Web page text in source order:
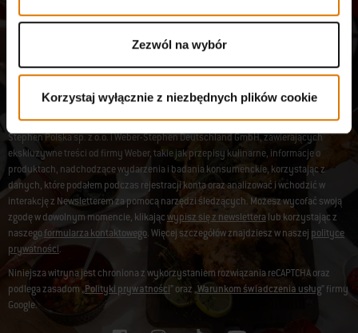
Zezwól na wybór
Korzystaj wyłącznie z niezbędnych plików cookie
Adres e-mail Zapisz się
Zarejestruj mnie w celu otrzymywania wiadomości drogą elektroniczną od Weber-
Stephen Polska sp. z o.o. i Weber-Stephen Deutschland GmbH, zawierających
ekskluzywne treści od firmy Weber, takie jak przepisy kulinarne, informacje o
produktach, nadchodzące wydarzenia i badania konsumenckie, korzystając z
danych, które podałem podczas rejestracji konta oraz analizować i wchodzić w
interakcję z Newsletterem za pomocą narzędzi śledzących. Możesz wycofać swoją
zgodę w dowolnym momencie, klikającwypisz się z newslettera lub korzystając z
naszegoformularza kontaktowego. Więcej szczegółów znajdziesz w naszej polityce
prywatności.
Niniejsza witryna jest chroniona z wykorzystaniem rozwiązania reCAPTCHA oraz
podlega zasadom „Polityki prywatności” oraz „Warunkom świadczenia usług” firmy
Google.